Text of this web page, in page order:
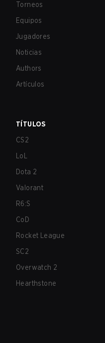
Torneos
Equipos
Jugadores
Noticias
Authors
Artículos
TÍTULOS
CS2
LoL
Dota 2
Valorant
R6:S
CoD
Rocket League
SC2
Overwatch 2
Hearthstone